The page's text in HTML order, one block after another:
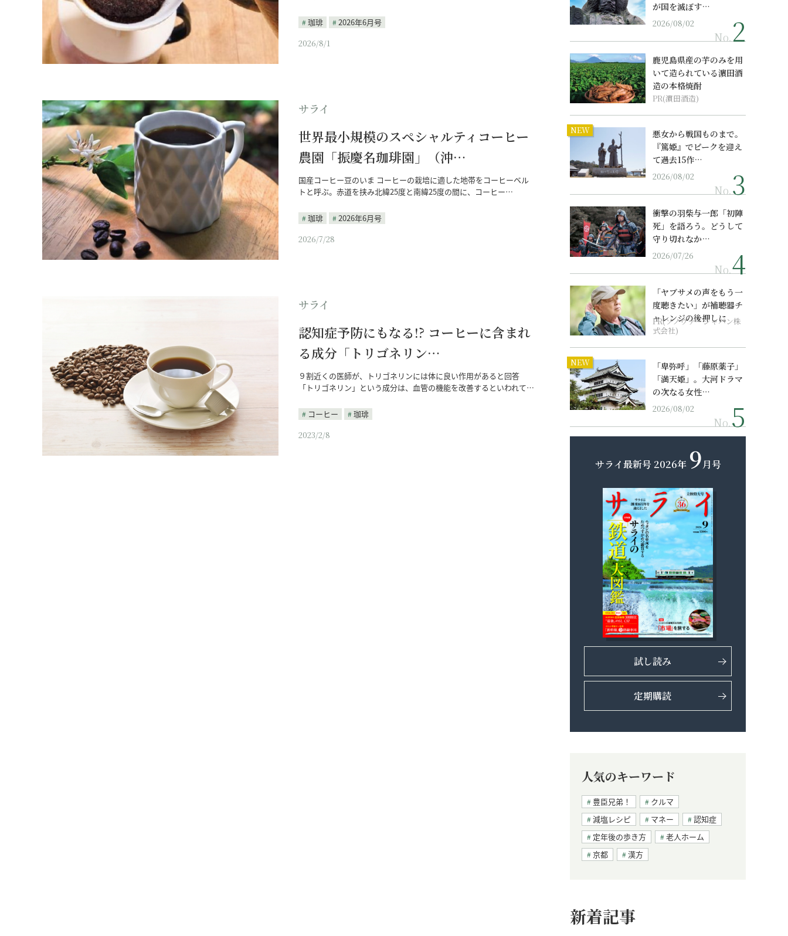
珈琲
2026年6月号
2026/8/1
サライ
世界最小規模のスペシャルティコーヒー
農園「振慶名珈琲園」（沖…
国産コーヒー豆のいま コーヒーの栽培に適した地帯をコーヒーベル
トと呼ぶ。赤道を挟み北緯25度と南緯25度の間に、コーヒー…
珈琲
2026年6月号
2026/7/28
サライ
認知症予防にもなる!? コーヒーに含まれ
る成分「トリゴネリン…
９割近くの医師が、トリゴネリンには体に良い作用があると回答
「トリゴネリン」という成分は、血管の機能を改善するといわれて…
コーヒー
珈琲
2023/2/8
が国を滅ぼす…
2026/08/02
No.
鹿児島県産の芋のみを用
いて造られている濵田酒
造の本格焼酎
PR(濵田酒造)
NEW
悪女から戦国ものまで。
『篤姫』でピークを迎え
て過去15作…
2026/08/02
No.
衝撃の羽柴与一郎「初陣
死」を語ろう。どうして
守り切れなか…
2026/07/26
No.
「ヤブサメの声をもう一
度聴きたい」が補聴器チ
ャレンジの後押しに
PR(ソノヴァ・ジャパン株
式会社)
NEW
「卑弥呼」「藤原薬子」
「満天姫」。大河ドラマ
の次なる女性…
2026/08/02
No.
サライ最新号 2026年 9月号
試し読み
定期購読
人気のキーワード
豊臣兄弟！
クルマ
減塩レシピ
マネー
認知症
定年後の歩き方
老人ホーム
京都
漢方
新着記事